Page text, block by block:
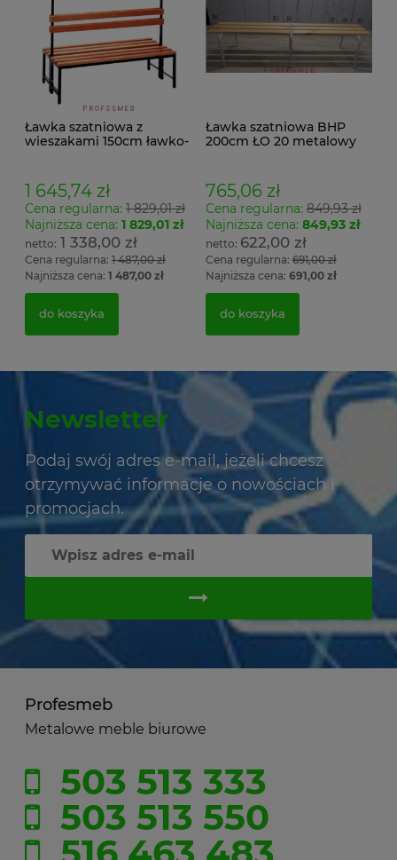
Ławka szatniowa z
wieszakami 150cm ławko-
1 645,74 zł
Cena regularna: 1 829,01 zł
Najniższa cena: 1 829,01 zł
1 338,00 zł
Cena regularna: 1 487,00 zł
Najniższa cena: 1 487,00 zł
do koszyka
Ławka szatniowa BHP
200cm ŁO 20 metalowy
765,06 zł
Cena regularna:849,93 zł
Najniższa cena: 849,93 zł
622,00 zł
Cena regularna:691,00 zł
Najniższa cena: 691,00 zł
do koszyka
Newsletter
Podaj swój adres e-mail, jeżeli chcesz
otrzymywać informacje o nowościach i
promocjach.
Profesmeb
Metalowe meble biurowe
503 513 333
503 513 550